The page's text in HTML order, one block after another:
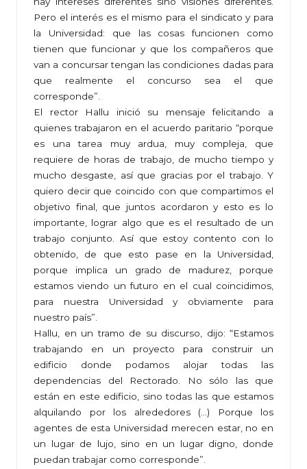
Pero el interés es el mismo para el sindicato y para
la Universidad: que las cosas funcionen como
tienen que funcionar y que los compañeros que
van a concursar tengan las condiciones dadas para
que realmente el concurso sea el que
corresponde”.
El rector Hallu inició su mensaje felicitando a
quienes trabajaron en el acuerdo paritario “porque
es una tarea muy ardua, muy compleja, que
requiere de horas de trabajo, de mucho tiempo y
mucho desgaste, así que gracias por el trabajo. Y
quiero decir que coincido con que compartimos el
objetivo final, que juntos acordaron y esto es lo
importante, lograr algo que es el resultado de un
trabajo conjunto. Así que estoy contento con lo
obtenido, de que esto pase en la Universidad,
porque implica un grado de madurez, porque
estamos viendo un futuro en el cual coincidimos,
para nuestra Universidad y obviamente para
nuestro país”.
Hallu, en un tramo de su discurso, dijo: “Estamos
trabajando en un proyecto para construir un
edificio donde podamos alojar todas las
dependencias del Rectorado. No sólo las que
están en este edificio, sino todas las que estamos
alquilando por los alrededores (…) Porque los
agentes de esta Universidad merecen estar, no en
un lugar de lujo, sino en un lugar digno, donde
puedan trabajar como corresponde”.